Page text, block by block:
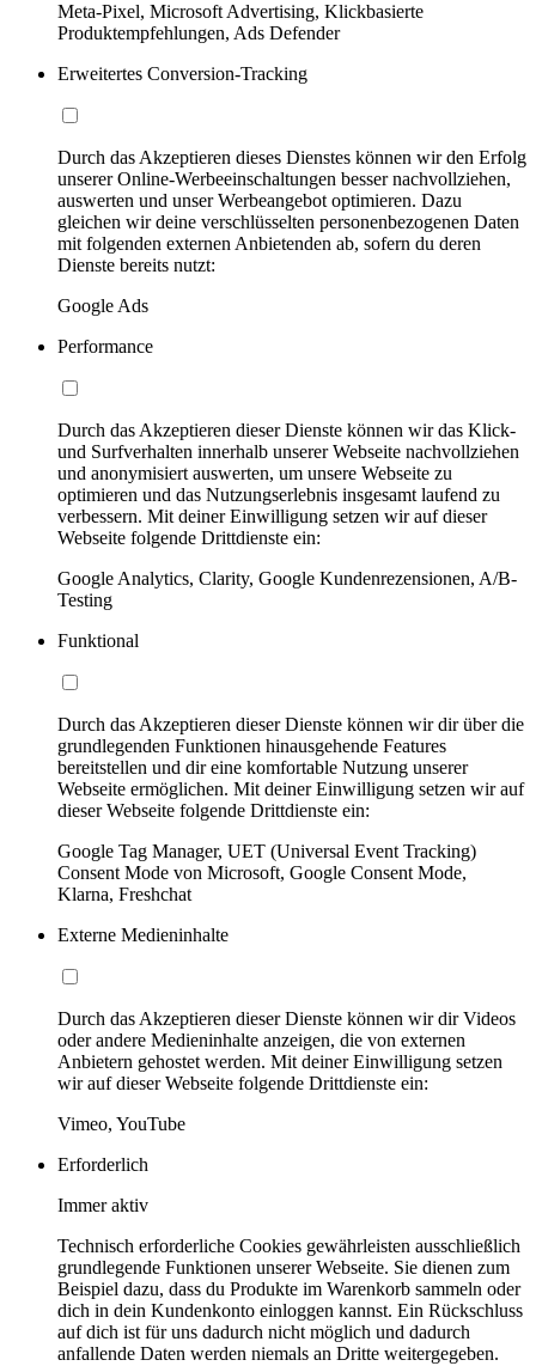
Meta-Pixel, Microsoft Advertising, Klickbasierte
Produktempfehlungen, Ads Defender
Erweitertes Conversion-Tracking
Durch das Akzeptieren dieses Dienstes können wir den Erfolg
unserer Online-Werbeeinschaltungen besser nachvollziehen,
auswerten und unser Werbeangebot optimieren. Dazu
gleichen wir deine verschlüsselten personenbezogenen Daten
mit folgenden externen Anbietenden ab, sofern du deren
Dienste bereits nutzt:
Google Ads
Performance
Durch das Akzeptieren dieser Dienste können wir das Klick-
und Surfverhalten innerhalb unserer Webseite nachvollziehen
und anonymisiert auswerten, um unsere Webseite zu
optimieren und das Nutzungserlebnis insgesamt laufend zu
verbessern. Mit deiner Einwilligung setzen wir auf dieser
Webseite folgende Drittdienste ein:
Google Analytics, Clarity, Google Kundenrezensionen, A/B-
Testing
Funktional
Durch das Akzeptieren dieser Dienste können wir dir über die
grundlegenden Funktionen hinausgehende Features
bereitstellen und dir eine komfortable Nutzung unserer
Webseite ermöglichen. Mit deiner Einwilligung setzen wir auf
dieser Webseite folgende Drittdienste ein:
Google Tag Manager, UET (Universal Event Tracking)
Consent Mode von Microsoft, Google Consent Mode,
Klarna, Freshchat
Externe Medieninhalte
Durch das Akzeptieren dieser Dienste können wir dir Videos
oder andere Medieninhalte anzeigen, die von externen
Anbietern gehostet werden. Mit deiner Einwilligung setzen
wir auf dieser Webseite folgende Drittdienste ein:
Vimeo, YouTube
Erforderlich
Immer aktiv
Technisch erforderliche Cookies gewährleisten ausschließlich
grundlegende Funktionen unserer Webseite. Sie dienen zum
Beispiel dazu, dass du Produkte im Warenkorb sammeln oder
dich in dein Kundenkonto einloggen kannst. Ein Rückschluss
auf dich ist für uns dadurch nicht möglich und dadurch
anfallende Daten werden niemals an Dritte weitergegeben.